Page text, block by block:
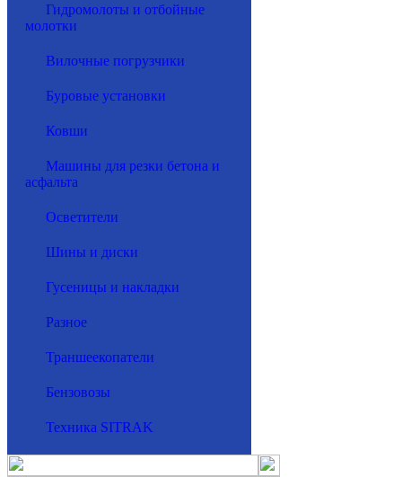
Гидромолоты и отбойные
молотки
Вилочные погрузчики
Буровые установки
Ковши
Машины для резки бетона и
асфальта
Осветители
Шины и диски
Гусеницы и накладки
Разное
Траншеекопатели
Бензовозы
Техника SITRAK